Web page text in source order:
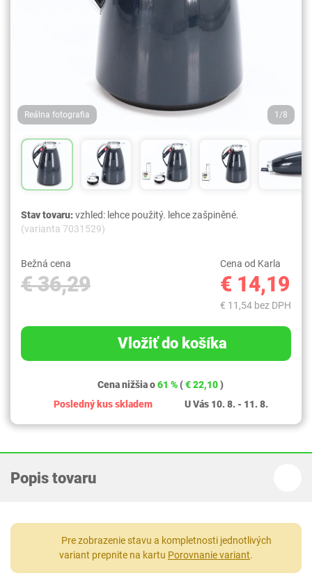
Reálna fotografia 1/8
Stav tovaru:vzhled: lehce použitý. lehce zašpiněné.
(varianta 7031529)
Bežná cena
€ 36,29
Cena od Karla
€ 14,19
€ 11,54 bez DPH
Vložiť do košíka
Cena nižšia o61 % (€ 22,10)
Posledný kus skladem
U Vás 10. 8. - 11. 8.
Popis tovaru
Pre zobrazenie stavu a kompletnosti jednotlivých
variant prepnite na kartu Porovnanie variant.